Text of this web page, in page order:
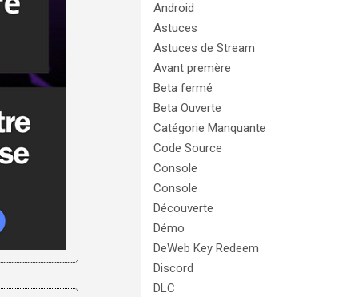
Android
Astuces
Astuces de Stream
Avant premère
Beta fermé
Beta Ouverte
Catégorie Manquante
Code Source
Console
Console
Découverte
Démo
DeWeb Key Redeem
Discord
DLC